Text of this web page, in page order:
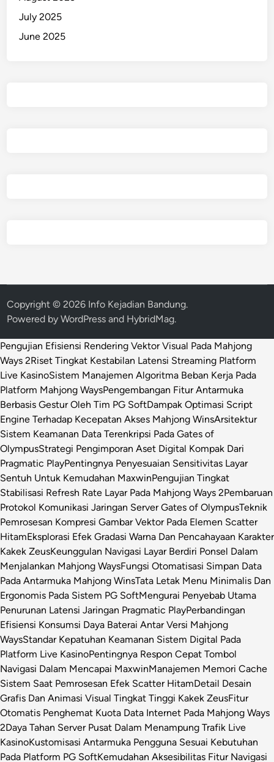
July 2025
June 2025
Copyright © 2026 Info Kejadian Bandung.
Powered byWordPress and HybridMag.
Pengujian Efisiensi Rendering Vektor Visual Pada Mahjong
Ways 2Riset Tingkat Kestabilan Latensi Streaming Platform
Live KasinoSistem Manajemen Algoritma Beban Kerja Pada
Platform Mahjong WaysPengembangan Fitur Antarmuka
Berbasis Gestur Oleh Tim PG SoftDampak Optimasi Script
Engine Terhadap Kecepatan Akses Mahjong WinsArsitektur
Sistem Keamanan Data Terenkripsi Pada Gates of
OlympusStrategi Pengimporan Aset Digital Kompak Dari
Pragmatic PlayPentingnya Penyesuaian Sensitivitas Layar
Sentuh Untuk Kemudahan MaxwinPengujian Tingkat
Stabilisasi Refresh Rate Layar Pada Mahjong Ways 2Pembaruan
Protokol Komunikasi Jaringan Server Gates of OlympusTeknik
Pemrosesan Kompresi Gambar Vektor Pada Elemen Scatter
HitamEksplorasi Efek Gradasi Warna Dan Pencahayaan Karakter
Kakek ZeusKeunggulan Navigasi Layar Berdiri Ponsel Dalam
Menjalankan Mahjong WaysFungsi Otomatisasi Simpan Data
Pada Antarmuka Mahjong WinsTata Letak Menu Minimalis Dan
Ergonomis Pada Sistem PG SoftMengurai Penyebab Utama
Penurunan Latensi Jaringan Pragmatic PlayPerbandingan
Efisiensi Konsumsi Daya Baterai Antar Versi Mahjong
WaysStandar Kepatuhan Keamanan Sistem Digital Pada
Platform Live KasinoPentingnya Respon Cepat Tombol
Navigasi Dalam Mencapai MaxwinManajemen Memori Cache
Sistem Saat Pemrosesan Efek Scatter HitamDetail Desain
Grafis Dan Animasi Visual Tingkat Tinggi Kakek ZeusFitur
Otomatis Penghemat Kuota Data Internet Pada Mahjong Ways
2Daya Tahan Server Pusat Dalam Menampung Trafik Live
KasinoKustomisasi Antarmuka Pengguna Sesuai Kebutuhan
Pada Platform PG SoftKemudahan Aksesibilitas Fitur Navigasi